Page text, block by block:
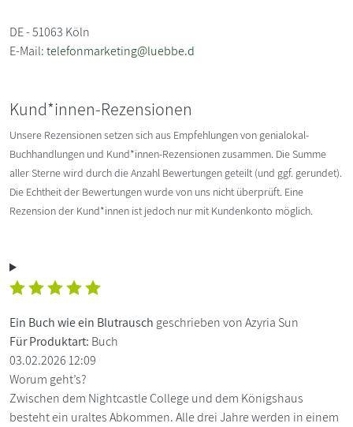
DE - 51063 Köln
E-Mail:telefonmarketing@luebbe.d
Kund*innen-Rezensionen
Unsere Rezensionen setzen sich aus Empfehlungen von genialokal-
Buchhandlungen und Kund*innen-Rezensionen zusammen. Die Summe
aller Sterne wird durch die Anzahl Bewertungen geteilt (und ggf. gerundet).
Die Echtheit der Bewertungen wurde von uns nicht überprüft. Eine
Rezension der Kund*innen ist jedoch nur mit Kundenkonto möglich.
Ein Buch wie ein Blutrausch geschrieben von Azyria Sun
Für Produktart: Buch
03.02.2026 12:09
Worum geht’s?
Zwischen dem Nightcastle College und dem Königshaus
besteht ein uraltes Abkommen. Alle drei Jahre werden in einem